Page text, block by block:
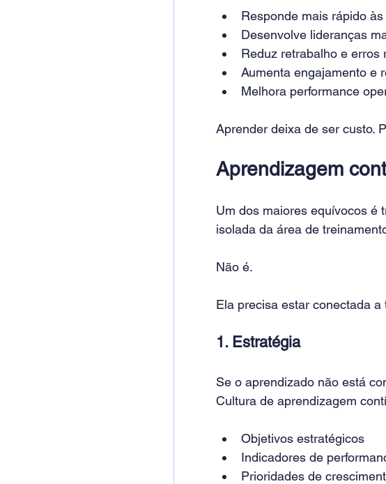
Responde mais rápido
Desenvolve lideranças
Reduz retrabalho e erros
Aumenta engajamento e
Melhora performance
Aprender deixa de ser custo.
Aprendizagem
Um dos maiores equívocos é
isolada da área de
Não é.
Ela precisa estar conectada a
1. Estratégia
Se o aprendizado não está
Cultura de aprendizagem
Objetivos estratégicos
Indicadores de
Prioridades de